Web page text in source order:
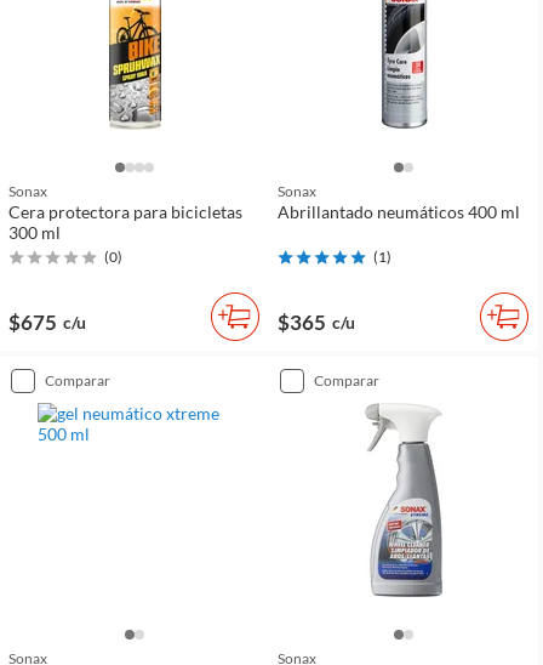
Sonax
Cera protectora para bicicletas
300 ml
(0)
$675 c/u
Sonax
Abrillantado neumáticos 400 ml
(1)
$365 c/u
comparar
Sonax
comparar
Sonax